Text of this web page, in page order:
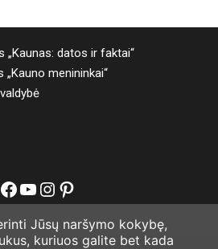
„Kaunas: datos ir faktai“
„Kauno menininkai“
Facebook
YouTube
Instagram
Pinterest
Jūsų naršymo kokybę,
kuriuos galite bet kada